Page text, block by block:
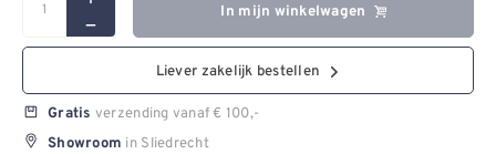
In mijn winkelwagen
Liever zakelijk bestellen
Gratis verzending vanaf € 100,-
Showroom in Sliedrecht